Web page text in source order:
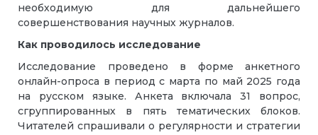
необходимую для дальнейшего
совершенствования научных журналов.
Как проводилось исследование
Исследование проведено в форме анкетного
онлайн-опроса в период с марта по май 2025 года
на русском языке. Анкета включала 31 вопрос,
сгруппированных в пять тематических блоков.
Читателей спрашивали о регулярности и стратегии